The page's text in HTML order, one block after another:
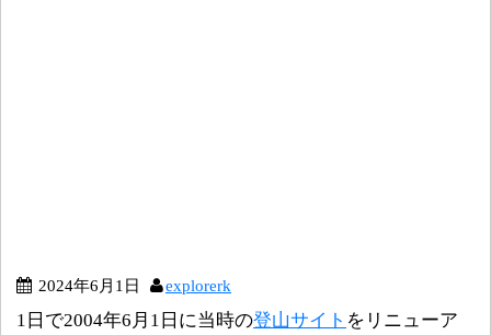
2024年6月1日 explorerk
1日で2004年6月1日に当時の登山サイト をリニューア